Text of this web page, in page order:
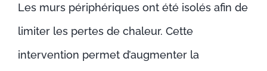
Les murs périphériques ont été isolés afin de
limiter les pertes de chaleur. Cette
intervention permet d’augmenter la